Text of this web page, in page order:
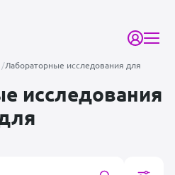
/Лабораторные исследования для
исследования